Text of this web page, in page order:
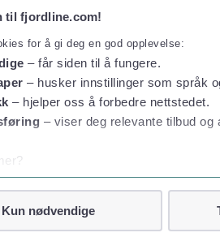
til fjordline.com!
for å gi deg en god opplevelse:
– får siden til å fungere.
– husker innstillinger som språk
– hjelper oss å forbedre nettstedet.
– viser deg relevante tilbud
Kun nødvendige